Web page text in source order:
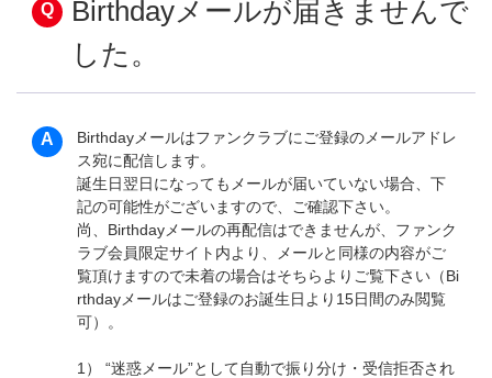
Birthdayメールが届きませんで
した。
Birthdayメールはファンクラブにご登録のメールアドレ
ス宛に配信します。
誕生日翌日になってもメールが届いていない場合、下
記の可能性がございますので、ご確認下さい。
尚、Birthdayメールの再配信はできませんが、ファンク
ラブ会員限定サイト内より、メールと同様の内容がご
覧頂けますので未着の場合はそちらよりご覧下さい（Bi
rthdayメールはご登録のお誕生日より15日間のみ閲覧
可）。
1） “迷惑メール”として自動で振り分け・受信拒否され